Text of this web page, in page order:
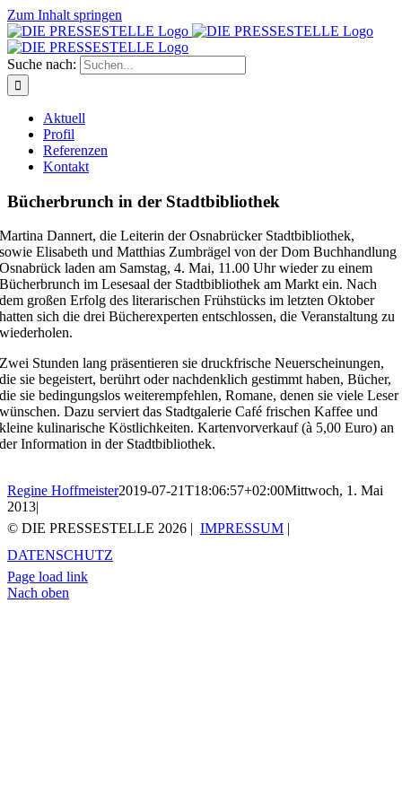
Zum Inhalt springen
Suche nach:
Aktuell
Profil
Referenzen
Kontakt
Bücherbrunch in der Stadtbibliothek
Martina Dannert, die Leiterin der Osnabrücker Stadtbibliothek,
sowie Elisabeth und Matthias Zumbrägel von der Dom Buchhandlung
Osnabrück laden am Samstag, 4. Mai, 11.00 Uhr wieder zu einem
Bücherbrunch im Lesesaal der Stadtbibliothek am Markt ein. Nach
dem großen Erfolg des literarischen Frühstücks im letzten Oktober
hatten sich die drei Bücherexperten entschlossen, die Veranstaltung zu
wiederholen.
Zwei Stunden lang präsentieren sie druckfrische Neuerscheinungen,
die sie begeistert, berührt oder nachdenklich gestimmt haben, Bücher,
die sie bedingungslos weiterempfehlen, Romane, denen sie viele Leser
wünschen. Dazu serviert das Stadtgalerie Café frischen Kaffee und
kleine kulinarische Köstlichkeiten. Kartenvorverkauf (à 5,00 Euro) an
der Information in der Stadtbibliothek.
Regine Hoffmeister2019-07-21T18:06:57+02:00Mittwoch, 1. Mai
2013|
© DIE PRESSESTELLE 2026 | IMPRESSUM |
DATENSCHUTZ
Page load link
Nach oben